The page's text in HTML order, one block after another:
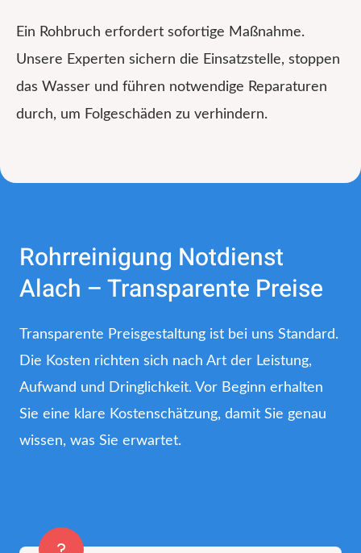
Ein Rohbruch erfordert sofortige Maßnahme.
Unsere Experten sichern die Einsatzstelle, stoppen
das Wasser und führen notwendige Reparaturen
durch, um Folgeschäden zu verhindern.
Rohrreinigung Notdienst
Alach – Transparente Preise
Transparente Preisgestaltung ist bei uns Standard.
Die Kosten richten sich nach Art der Leistung,
Aufwand und Dringlichkeit. Vor Beginn erhalten
Sie eine klare Kostenschätzung, damit Sie genau
wissen, was Sie erwartet.